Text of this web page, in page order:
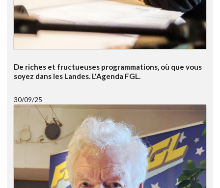
De riches et fructueuses programmations, où que vous
soyez dans les Landes. L'Agenda FGL.
30/09/25